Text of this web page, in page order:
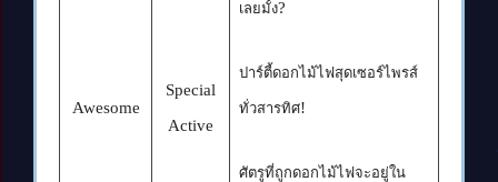
Awesome
Special
Active
เลยมั้ง?
ปาร์ตี้ดอกไม้ไฟสุดเซอร์ไพรส์
ทั่วสารทิศ!
ศัตรูที่ถูกดอกไม้ไฟจะอยู่ใน